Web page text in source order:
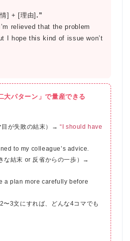
] + [理由] .”
relieved that the problem
I hope this kind of issue won’t
大パターン」で量産できる
目が失敗の結末）→“I should have
to my colleague’s advice.
な結末 or 反省からの一歩）→
a plan more carefully before
〜3文にすれば、どんな4コマでも